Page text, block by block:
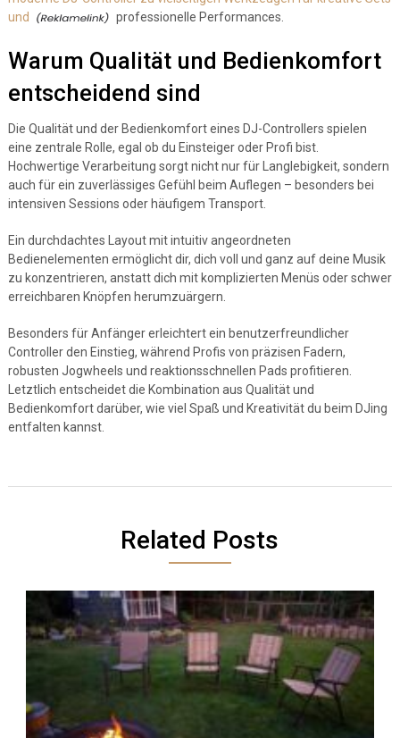
und
professionelle Performances.
Warum Qualität und Bedienkomfort
entscheidend sind
Die Qualität und der Bedienkomfort eines DJ-Controllers spielen
eine zentrale Rolle, egal ob du Einsteiger oder Profi bist.
Hochwertige Verarbeitung sorgt nicht nur für Langlebigkeit, sondern
auch für ein zuverlässiges Gefühl beim Auflegen – besonders bei
intensiven Sessions oder häufigem Transport.
Ein durchdachtes Layout mit intuitiv angeordneten
Bedienelementen ermöglicht dir, dich voll und ganz auf deine Musik
zu konzentrieren, anstatt dich mit komplizierten Menüs oder schwer
erreichbaren Knöpfen herumzuärgern.
Besonders für Anfänger erleichtert ein benutzerfreundlicher
Controller den Einstieg, während Profis von präzisen Fadern,
robusten Jogwheels und reaktionsschnellen Pads profitieren.
Letztlich entscheidet die Kombination aus Qualität und
Bedienkomfort darüber, wie viel Spaß und Kreativität du beim DJing
entfalten kannst.
Related Posts